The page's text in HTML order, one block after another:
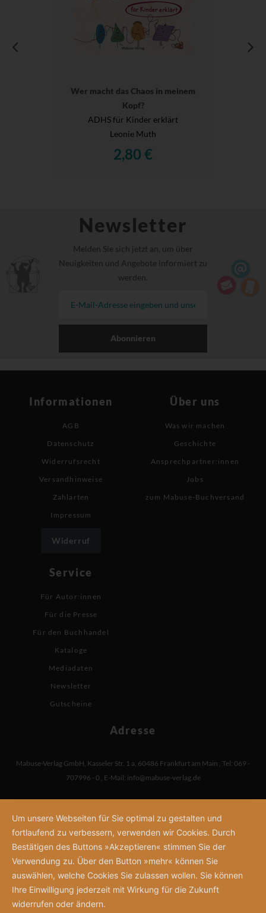
Wer macht das Chaos in meinem
Kopf?
ADHS für Kinder erklärt
Leonie Muth
2,80 €
Newsletter
Melden Sie sich jetzt an, um über
Neuigkeiten und Angebote informiert zu
werden.
Abonnieren
Informationen
AGB
Datenschutz
Widerrufsrecht
Versandhinweise
Zahlarten
Impressum
Widerruf
Über uns
Was wir machen
Geschichte
Ansprechpartner:innen
Jobs
zum Mabuse-Buchversand
Service
Für Autor:innen
Für die Presse
Für den Buchhandel
Kataloge
Mediadaten
Newsletter
Gutscheine
Adresse
Mabuse-Verlag GmbH, Kasseler Str. 1 a, 60486 Frankfurt am Main , Tel: 069 -
707996 - 0 , E-Mail: info@mabuse-verlag.de
Um unsere Webseiten für Sie optimal zu gestalten und
fortlaufend zu verbessern, verwenden wir Cookies. Durch
Bestätigen des Buttons »Akzeptieren« stimmen Sie der
Verwendung zu. Über den Button »mehr« können Sie
auswählen, welche Cookies Sie zulassen wollen. Sie können
Ihre Einwilligung jederzeit mit Wirkung für die Zukunft
widerrufen oder ändern.